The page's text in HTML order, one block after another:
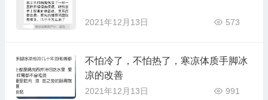
2021年12月13日 573
不怕冷了，不怕热了，寒凉体质手脚冰
凉的改善
2021年12月13日 991